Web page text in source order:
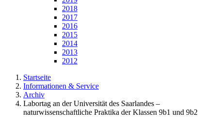
2018
2017
2016
2015
2014
2013
2012
Startseite
Informationen & Service
Archiv
Labortag an der Universität des Saarlandes –
naturwissenschaftliche Praktika der Klassen 9b1 und 9b2